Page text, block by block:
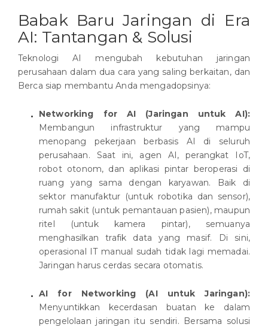
Babak Baru Jaringan di Era
AI: Tantangan & Solusi
Teknologi AI mengubah kebutuhan jaringan
perusahaan dalam dua cara yang saling berkaitan, dan
Berca siap membantu Anda mengadopsinya:
Networking for AI (Jaringan untuk AI):
Membangun infrastruktur yang mampu
menopang pekerjaan berbasis AI di seluruh
perusahaan. Saat ini, agen AI, perangkat IoT,
robot otonom, dan aplikasi pintar beroperasi di
ruang yang sama dengan karyawan. Baik di
sektor manufaktur (untuk robotika dan sensor),
rumah sakit (untuk pemantauan pasien), maupun
ritel (untuk kamera pintar), semuanya
menghasilkan trafik data yang masif. Di sini,
operasional IT manual sudah tidak lagi memadai.
Jaringan harus cerdas secara otomatis.
AI for Networking (AI untuk Jaringan):
Menyuntikkan kecerdasan buatan ke dalam
pengelolaan jaringan itu sendiri. Bersama solusi